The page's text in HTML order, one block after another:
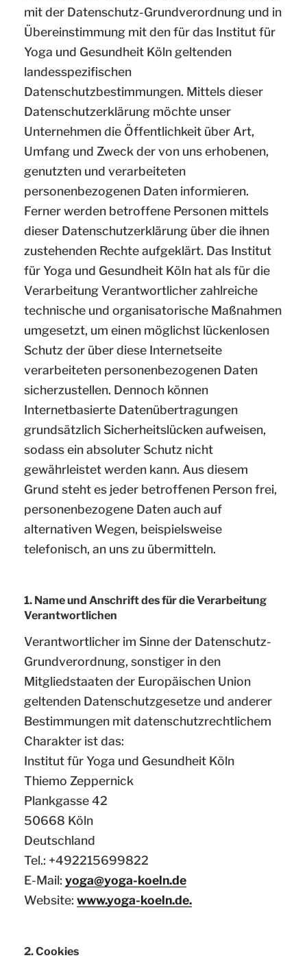
mit der Datenschutz-Grundverordnung und in
Übereinstimmung mit den für das Institut für
Yoga und Gesundheit Köln geltenden
landesspezifischen
Datenschutzbestimmungen. Mittels dieser
Datenschutzerklärung möchte unser
Unternehmen die Öffentlichkeit über Art,
Umfang und Zweck der von uns erhobenen,
genutzten und verarbeiteten
personenbezogenen Daten informieren.
Ferner werden betroffene Personen mittels
dieser Datenschutzerklärung über die ihnen
zustehenden Rechte aufgeklärt. Das Institut
für Yoga und Gesundheit Köln hat als für die
Verarbeitung Verantwortlicher zahlreiche
technische und organisatorische Maßnahmen
umgesetzt, um einen möglichst lückenlosen
Schutz der über diese Internetseite
verarbeiteten personenbezogenen Daten
sicherzustellen. Dennoch können
Internetbasierte Datenübertragungen
grundsätzlich Sicherheitslücken aufweisen,
sodass ein absoluter Schutz nicht
gewährleistet werden kann. Aus diesem
Grund steht es jeder betroffenen Person frei,
personenbezogene Daten auch auf
alternativen Wegen, beispielsweise
telefonisch, an uns zu übermitteln.
1. Name und Anschrift des für die Verarbeitung
Verantwortlichen
Verantwortlicher im Sinne der Datenschutz-
Grundverordnung, sonstiger in den
Mitgliedstaaten der Europäischen Union
geltenden Datenschutzgesetze und anderer
Bestimmungen mit datenschutzrechtlichem
Charakter ist das:
Institut für Yoga und Gesundheit Köln
Thiemo Zeppernick
Plankgasse 42
50668 Köln
Deutschland
Tel.: +492215699822
E-Mail:yoga@yoga-koeln.de
Website:www.yoga-koeln.de.
2. Cookies